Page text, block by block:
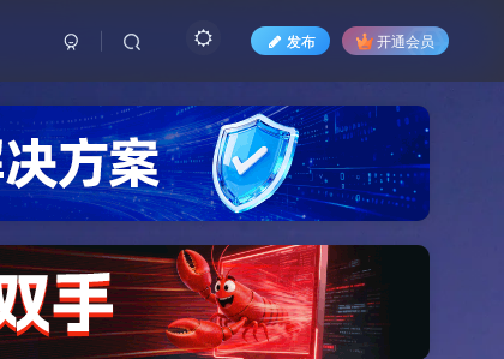
发布 开通会员